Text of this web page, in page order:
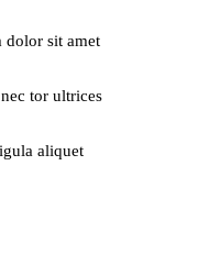
dolor sit amet
tor ultrices
aliquet